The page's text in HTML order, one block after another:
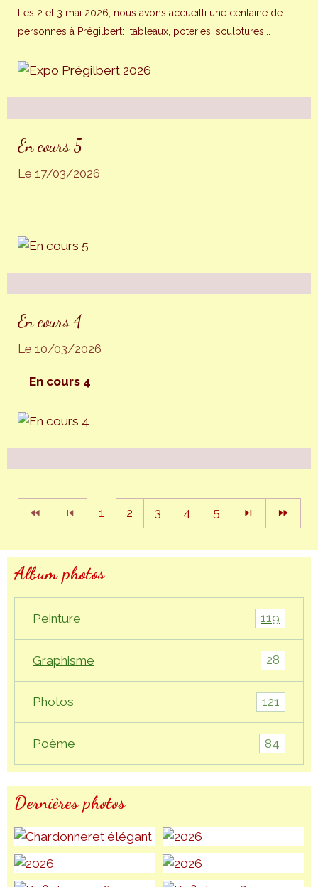
Les 2 et 3 mai 2026, nous avons accueilli une centaine de
personnes à Prégilbert: tableaux, poteries, sculptures...
En cours 5
Le 17/03/2026
En cours 4
Le 10/03/2026
En cours 4
1 2 3 4 5
Album photos
Peinture 119
Graphisme 28
Photos 121
Poème 84
Dernières photos